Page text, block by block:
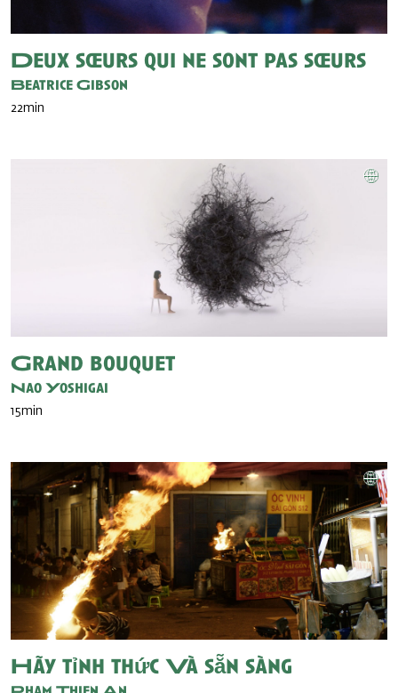
Deux sœurs qui ne sont pas sœurs
Beatrice Gibson
22min
Grand bouquet
Nao Yoshigai
15min
Hãy tỉnh thức Và sẵn sàng